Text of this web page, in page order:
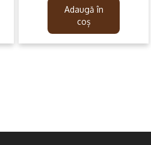
was:
399.99lei.
is:
249.99lei.
Adaugă în
coș